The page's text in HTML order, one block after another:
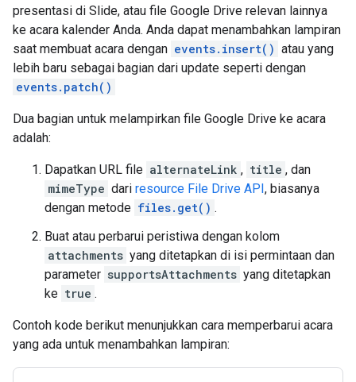
presentasi di Slide, atau file Google Drive relevan lainnya
ke acara kalender Anda. Anda dapat menambahkan lampiran
saat membuat acara dengan events.insert() atau yang
lebih baru sebagai bagian dari update seperti dengan
events.patch()
Dua bagian untuk melampirkan file Google Drive ke acara
adalah:
Dapatkan URL file alternateLink , title , dan
mimeType dari resource File Drive API, biasanya
dengan metode files.get() .
Buat atau perbarui peristiwa dengan kolom
attachments yang ditetapkan di isi permintaan dan
parameter supportsAttachments yang ditetapkan
ke true .
Contoh kode berikut menunjukkan cara memperbarui acara
yang ada untuk menambahkan lampiran: